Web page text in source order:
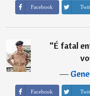
Facebook
“É fatal
―
Facebook